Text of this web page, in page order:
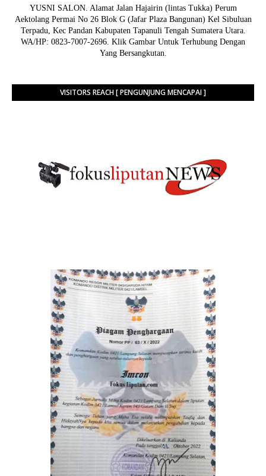
YUSNI SALON. Alamat Jalan Hajairin (lintas Tukka) Perum
Aektolang Permai No 26 Blok G (Jafar Plaza Bangunan) Kel Sibuluan
Terpadu, Kec Pandan Kabupaten Tapanuli Tengah Sumatera Utara.
WA/HP: 0823-7007-2696. Klik Gambar Untuk Terhubung Dengan
Yang Bersangkutan.
VISITORS REACH [ PENGUNJUNG MENCAPAI ]